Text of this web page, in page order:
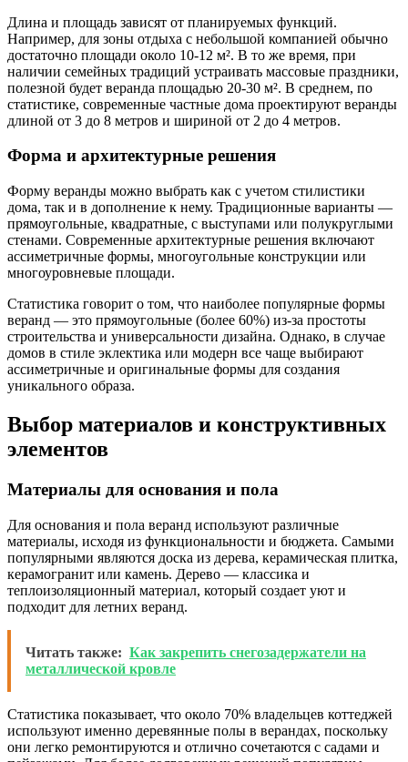
Длина и площадь зависят от планируемых функций.
Например, для зоны отдыха с небольшой компанией обычно
достаточно площади около 10-12 м². В то же время, при
наличии семейных традиций устраивать массовые праздники,
полезной будет веранда площадью 20-30 м². В среднем, по
статистике, современные частные дома проектируют веранды
длиной от 3 до 8 метров и шириной от 2 до 4 метров.
Форма и архитектурные решения
Форму веранды можно выбрать как с учетом стилистики
дома, так и в дополнение к нему. Традиционные варианты —
прямоугольные, квадратные, с выступами или полукруглыми
стенами. Современные архитектурные решения включают
ассиметричные формы, многоугольные конструкции или
многоуровневые площади.
Статистика говорит о том, что наиболее популярные формы
веранд — это прямоугольные (более 60%) из-за простоты
строительства и универсальности дизайна. Однако, в случае
домов в стиле эклектика или модерн все чаще выбирают
ассиметричные и оригинальные формы для создания
уникального образа.
Выбор материалов и конструктивных
элементов
Материалы для основания и пола
Для основания и пола веранд используют различные
материалы, исходя из функциональности и бюджета. Самыми
популярными являются доска из дерева, керамическая плитка,
керамогранит или камень. Дерево — классика и
теплоизоляционный материал, который создает уют и
подходит для летних веранд.
Читать также: Как закрепить снегозадержатели на
металлической кровле
Статистика показывает, что около 70% владельцев коттеджей
используют именно деревянные полы в верандах, поскольку
они легко ремонтируются и отлично сочетаются с садами и